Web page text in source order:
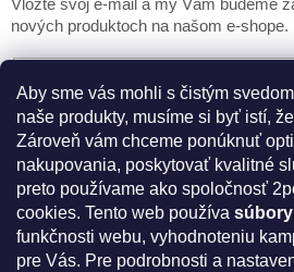
Aby sme vás mohli s čistým
naše produkty, musíme si byť istí,
Zároveň vám chceme ponúknuť
nakupovania, poskytovať kvalitné
preto používame ako spoločnosť
cookies. Tento web používa
funkčnosti webu, vyhodnoteniu
pre Vás. Pre podrobnosti a
Vložte svoj e-mail a my Vám budeme
nových produktoch na našom e-shope.
PRIHLÁSIŤ SA
* Disclaimer: Bezpečnostné
doplnkom a kozmetike